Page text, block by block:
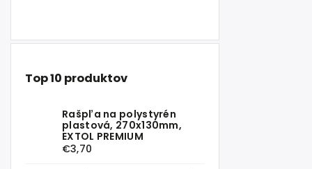
Top 10 produktov
Rašpľa na polystyrén
plastová, 270x130mm,
EXTOL PREMIUM
€3,70